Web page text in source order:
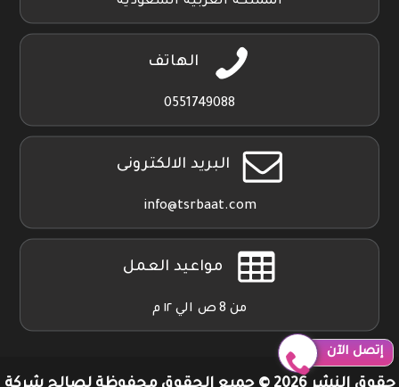
الهاتف
0551749088
البريد الالكترونى
info@tsrbaat.com
مواعيد العمل
من 8 ص الي ١٢ م
إتصل الآن